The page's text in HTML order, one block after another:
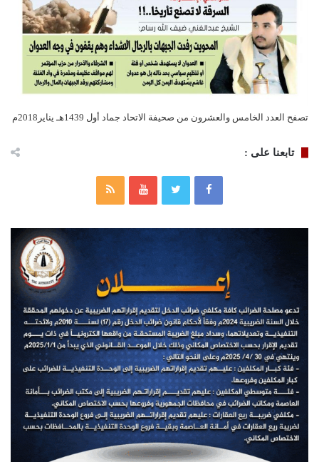
تصفح العدد الخامس والعشرون من صحيفة الاتحاد جماد أول 1439هـ يناير2018م
تابعنا على :